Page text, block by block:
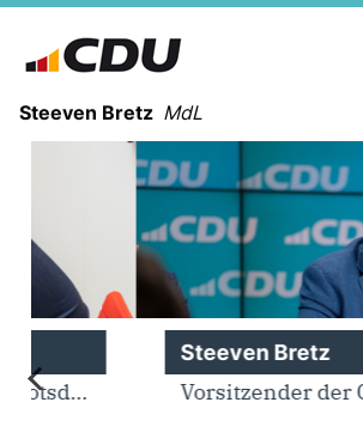
Steeven Bretz MdL
VITA
WAHLKREISBESUCHE
PRESSEFOTOS
MEIN BÜRGERBÜRO
Steeven Bretz